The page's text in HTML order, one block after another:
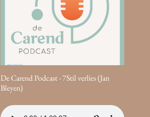
De Carend Podcast - 7Stil verlies (Jan
Bleyen)